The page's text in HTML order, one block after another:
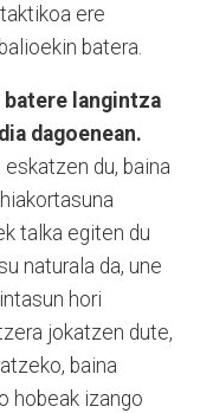
ere
batera.
batere langintza
dagoenean.
du, baina
talka egiten du
naturala da, une
hori
jokatzen dute,
baina
hobeak izango